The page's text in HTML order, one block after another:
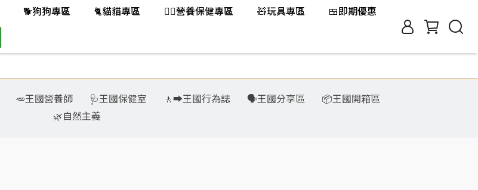
🐕️狗狗專區 🐈️貓貓專區 👨‍⚕️營養保健專區 🧸玩具專區
🍱即期優惠
🥕王國營養師 🩺王國保健室 🚶‍➡️王國行為誌 🗣️王國分享區
📦王國開箱區
🌿自然主義